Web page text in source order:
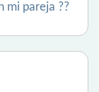
mi pareja ??